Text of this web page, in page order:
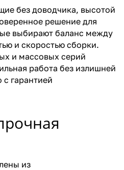
без доводчика, высотой
решение для
выбирают баланс между
и скоростью сборки.
и массовых серий
работа без излишней
гарантией
из